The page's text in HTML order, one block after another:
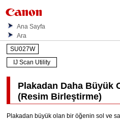
Ana Sayfa
Ara
SU027W
IJ Scan Utility
Plakadan Daha Büyük
(Resim Birleştirme)
Plakadan büyük olan bir öğenin sol ve